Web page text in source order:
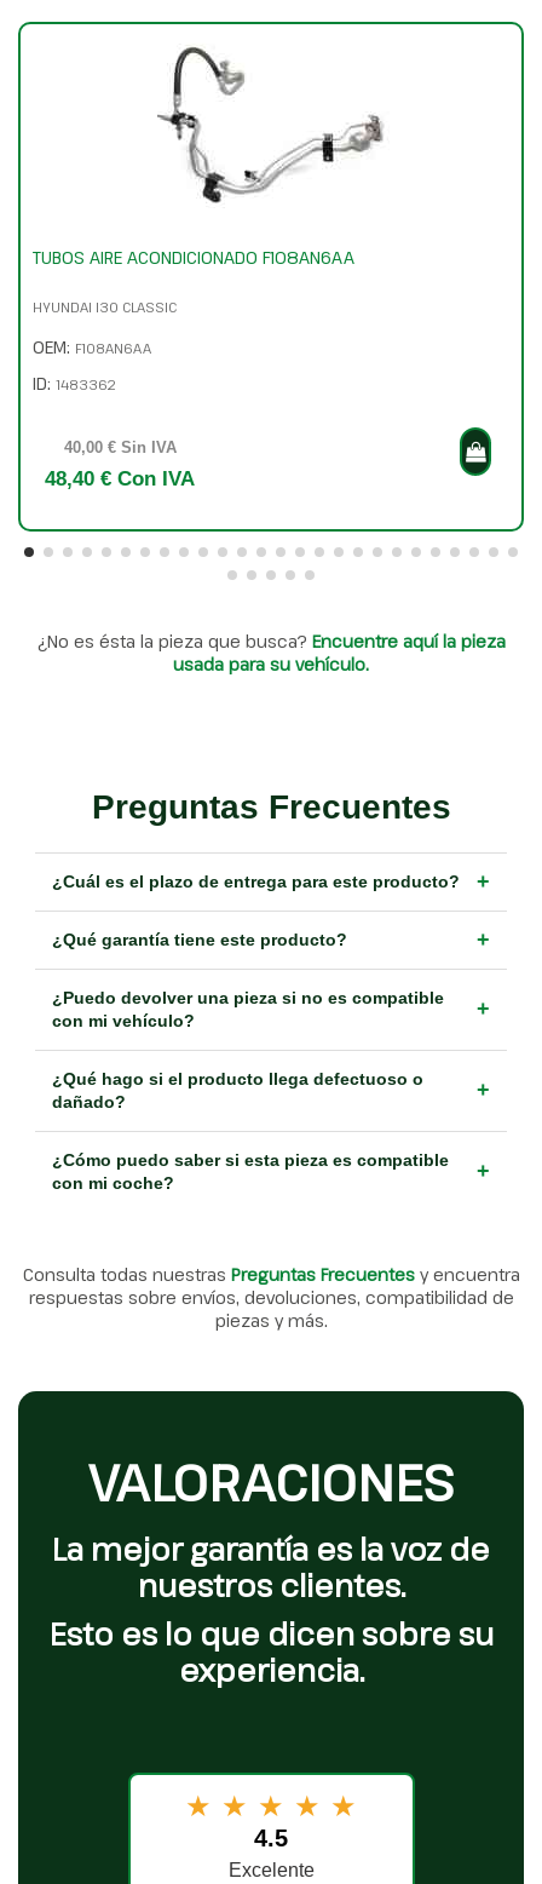
TUBOS AIRE ACONDICIONADO F108AN6AA
HYUNDAI I30 CLASSIC
OEM: F108AN6AA
ID: 1483362
40,00 € Sin IVA
48,40 € Con IVA
¿No es ésta la pieza que busca? Encuentre aquí la pieza
usada para su vehículo.
Preguntas Frecuentes
¿Cuál es el plazo de entrega para este producto? +
¿Qué garantía tiene este producto? +
¿Puedo devolver una pieza si no es compatible
con mi vehículo?
+
¿Qué hago si el producto llega defectuoso o
dañado?
+
¿Cómo puedo saber si esta pieza es compatible
con mi coche?
+
Consulta todas nuestras Preguntas Frecuentes y encuentra
respuestas sobre envíos, devoluciones, compatibilidad de
piezas y más.
VALORACIONES
La mejor garantía es la voz de
nuestros clientes.
Esto es lo que dicen sobre su
experiencia.
★ ★ ★ ★ ★
4.5
Excelente